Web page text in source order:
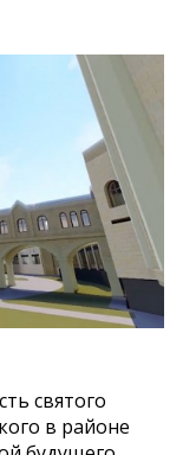
святого
в районе